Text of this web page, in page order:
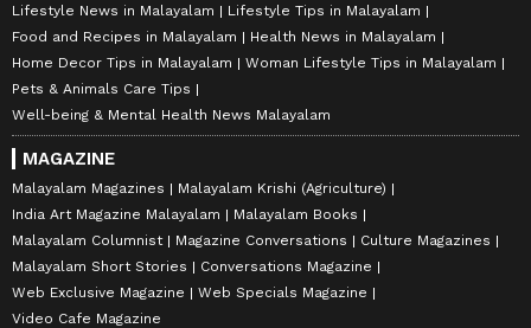
Lifestyle News in Malayalam
Lifestyle Tips in Malayalam
Food and Recipes in Malayalam
Health News in Malayalam
Home Decor Tips in Malayalam
Woman Lifestyle Tips in Malayalam
Pets & Animals Care Tips
Well-being & Mental Health News Malayalam
MAGAZINE
Malayalam Magazines
Malayalam Krishi (Agriculture)
India Art Magazine Malayalam
Malayalam Books
Malayalam Columnist
Magazine Conversations
Culture Magazines
Malayalam Short Stories
Conversations Magazine
Web Exclusive Magazine
Web Specials Magazine
Video Cafe Magazine